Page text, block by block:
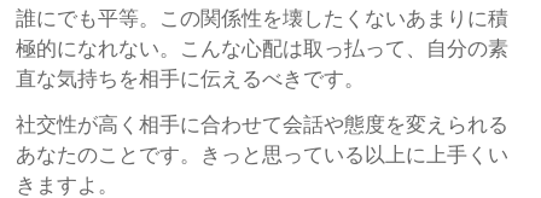
誰にでも平等。この関係性を壊したくないあまりに積
極的になれない。こんな心配は取っ払って、自分の素
直な気持ちを相手に伝えるべきです。
社交性が高く相手に合わせて会話や態度を変えられる
あなたのことです。きっと思っている以上に上手くい
きますよ。